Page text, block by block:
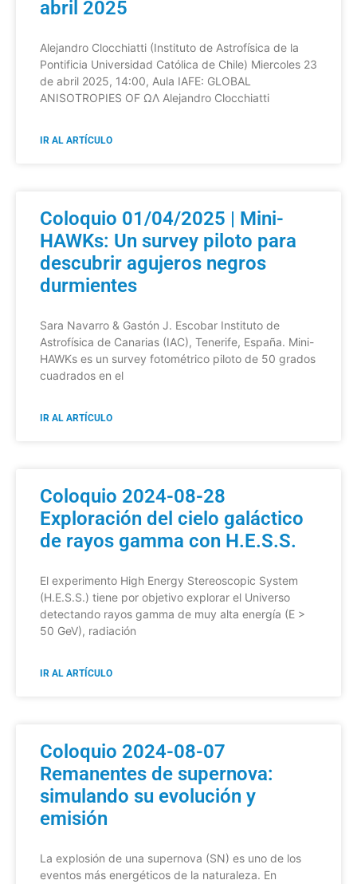
abril 2025
Alejandro Clocchiatti (Instituto de Astrofísica de la
Pontificia Universidad Católica de Chile) Miercoles 23
de abril 2025, 14:00, Aula IAFE: GLOBAL
ANISOTROPIES OF ΩΛ Alejandro Clocchiatti
IR AL ARTÍCULO
Coloquio 01/04/2025 | Mini-
HAWKs: Un survey piloto para
descubrir agujeros negros
durmientes
Sara Navarro & Gastón J. Escobar Instituto de
Astrofísica de Canarias (IAC), Tenerife, España. Mini-
HAWKs es un survey fotométrico piloto de 50 grados
cuadrados en el
IR AL ARTÍCULO
Coloquio 2024-08-28
Exploración del cielo galáctico
de rayos gamma con H.E.S.S.
El experimento High Energy Stereoscopic System
(H.E.S.S.) tiene por objetivo explorar el Universo
detectando rayos gamma de muy alta energía (E >
50 GeV), radiación
IR AL ARTÍCULO
Coloquio 2024-08-07
Remanentes de supernova:
simulando su evolución y
emisión
La explosión de una supernova (SN) es uno de los
eventos más energéticos de la naturaleza. En